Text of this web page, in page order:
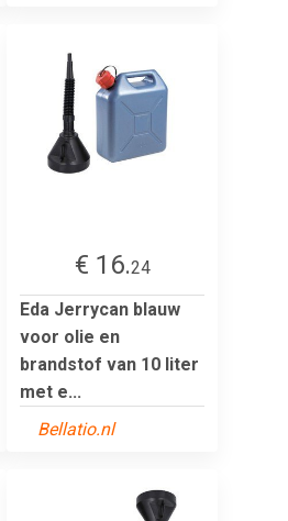
€ 16.24
Eda Jerrycan blauw
voor olie en
brandstof van 10 liter
met e...
Bellatio.nl